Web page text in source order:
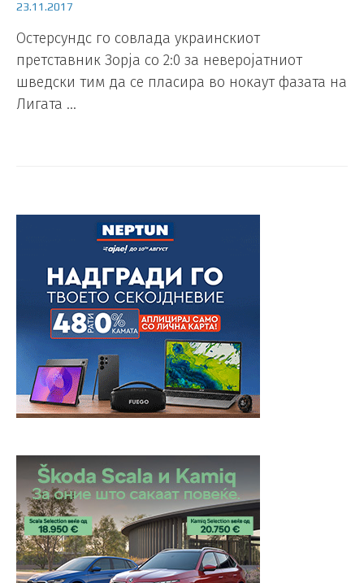
23.11.2017
Остерсундс го совлада украинскиот
претставник Зорја со 2:0 за неверојатниот
шведски тим да се пласира во нокаут фазата на
Лигата …